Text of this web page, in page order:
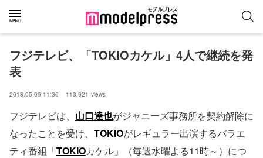
フジテレビ、「TOKIOカケル」4人で継続を発
表
2018.05.09 11:36 113,921 views
フジテレビは、 山口達也がジャニーズ事務所を契約解除に
なったことを受け、 TOKIOがレギュラー出演するバラエ
ティ番組「TOKIOカケル」（毎週水曜よる11時～）につ